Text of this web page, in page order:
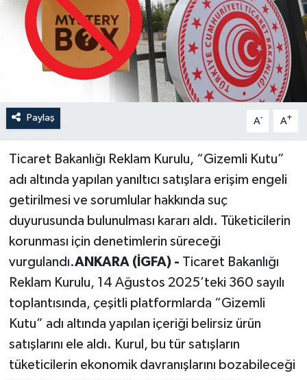
Paylaş A- A+
Ticaret Bakanlığı Reklam Kurulu, “Gizemli Kutu”
adı altında yapılan yanıltıcı satışlara erişim engeli
getirilmesi ve sorumlular hakkında suç
duyurusunda bulunulması kararı aldı. Tüketicilerin
korunması için denetimlerin süreceği
vurgulandı.ANKARA (İGFA) - Ticaret Bakanlığı
Reklam Kurulu, 14 Ağustos 2025’teki 360 sayılı
toplantısında, çeşitli platformlarda “Gizemli
Kutu” adı altında yapılan içeriği belirsiz ürün
satışlarını ele aldı. Kurul, bu tür satışların
tüketicilerin ekonomik davranışlarını bozabileceği